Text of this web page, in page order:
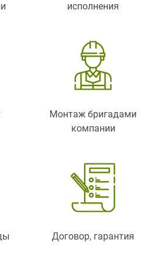
исполнения
Монтаж бригадами
компании
Договор, гарантия